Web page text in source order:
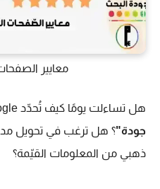
معايير
هل تساءلت يومًا كيف تُحدّد Google
جودة"؟ هل ترغب في تحويل
ذهبي من المعلومات القيّمة؟